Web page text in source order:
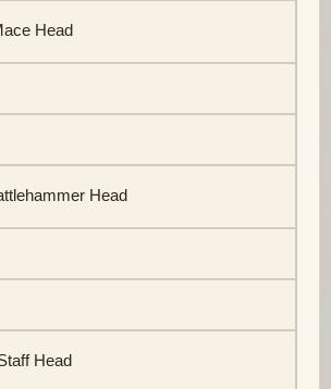
Head
Head
Head